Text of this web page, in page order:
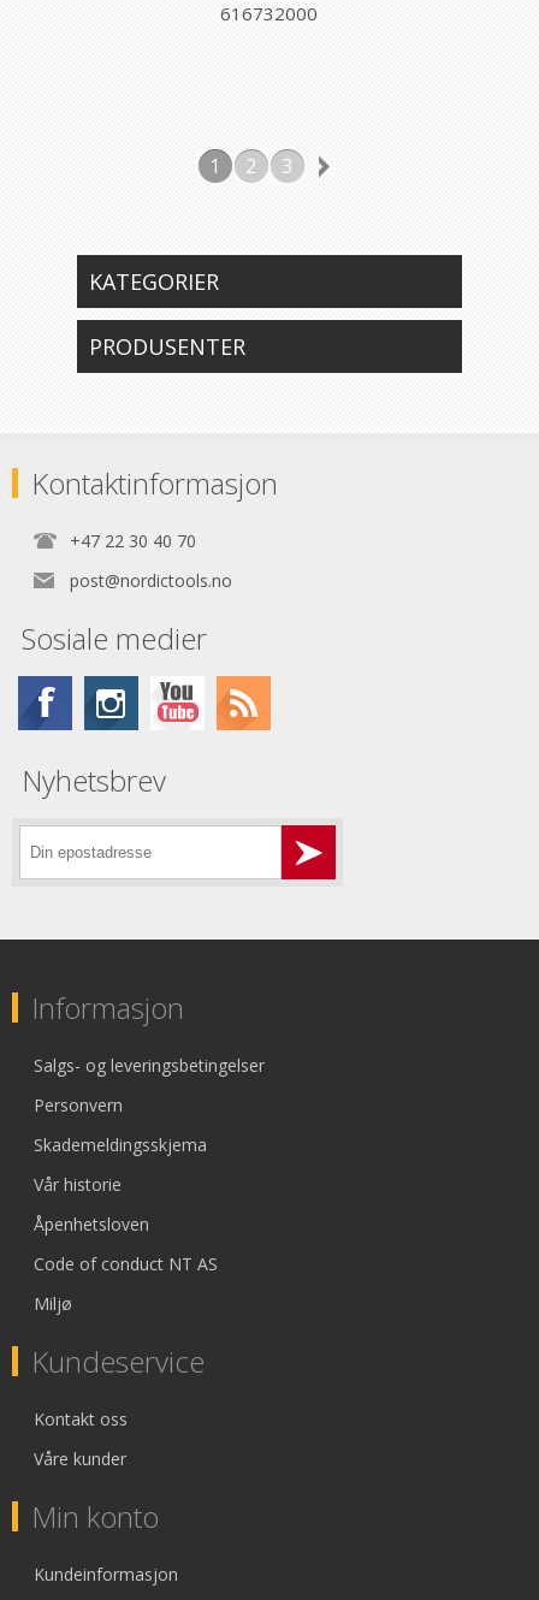
616732000
1 2 3
KATEGORIER
PRODUSENTER
Kontaktinformasjon
+47 22 30 40 70
post@nordictools.no
Sosiale medier
Nyhetsbrev
Informasjon
Salgs- og leveringsbetingelser
Personvern
Skademeldingsskjema
Vår historie
Åpenhetsloven
Code of conduct NT AS
Miljø
Kundeservice
Kontakt oss
Våre kunder
Min konto
Kundeinformasjon